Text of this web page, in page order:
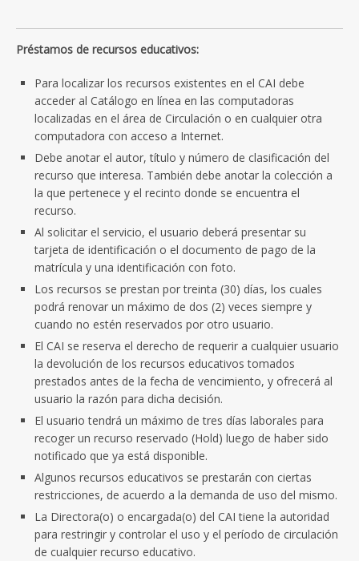
Préstamos de recursos educativos:
Para localizar los recursos existentes en el CAI debe
acceder al Catálogo en línea en las computadoras
localizadas en el área de Circulación o en cualquier otra
computadora con acceso a Internet.
Debe anotar el autor, título y número de clasificación del
recurso que interesa. También debe anotar la colección a
la que pertenece y el recinto donde se encuentra el
recurso.
Al solicitar el servicio, el usuario deberá presentar su
tarjeta de identificación o el documento de pago de la
matrícula y una identificación con foto.
Los recursos se prestan por treinta (30) días, los cuales
podrá renovar un máximo de dos (2) veces siempre y
cuando no estén reservados por otro usuario.
El CAI se reserva el derecho de requerir a cualquier usuario
la devolución de los recursos educativos tomados
prestados antes de la fecha de vencimiento, y ofrecerá al
usuario la razón para dicha decisión.
El usuario tendrá un máximo de tres días laborales para
recoger un recurso reservado (Hold) luego de haber sido
notificado que ya está disponible.
Algunos recursos educativos se prestarán con ciertas
restricciones, de acuerdo a la demanda de uso del mismo.
La Directora(o) o encargada(o) del CAI tiene la autoridad
para restringir y controlar el uso y el período de circulación
de cualquier recurso educativo.